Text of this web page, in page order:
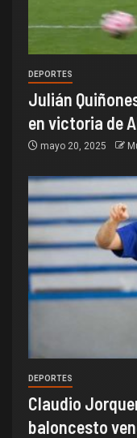
DEPORTES
Julián
en victoria de
mayo 20, 2025
DEPORTES
Claudio
baloncesto